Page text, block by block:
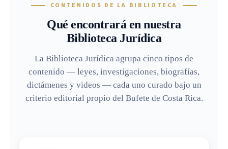
CONTENIDOS DE LA BIBLIOTECA
Qué encontrará en nuestra
Biblioteca Jurídica
La Biblioteca Jurídica agrupa cinco tipos de
contenido — leyes, investigaciones, biografías,
dictámenes y videos — cada uno curado bajo un
criterio editorial propio del Bufete de Costa Rica.